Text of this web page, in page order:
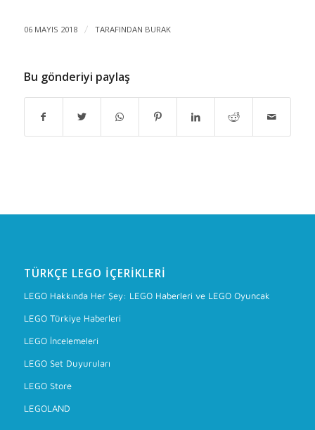
06 MAYIS 2018 / TARAFINDAN BURAK
Bu gönderiyi paylaş
TÜRKÇE LEGO İÇERIKLERI
LEGO Hakkında Her Şey: LEGO Haberleri ve LEGO Oyuncak
LEGO Türkiye Haberleri
LEGO İncelemeleri
LEGO Set Duyuruları
LEGO Store
LEGOLAND